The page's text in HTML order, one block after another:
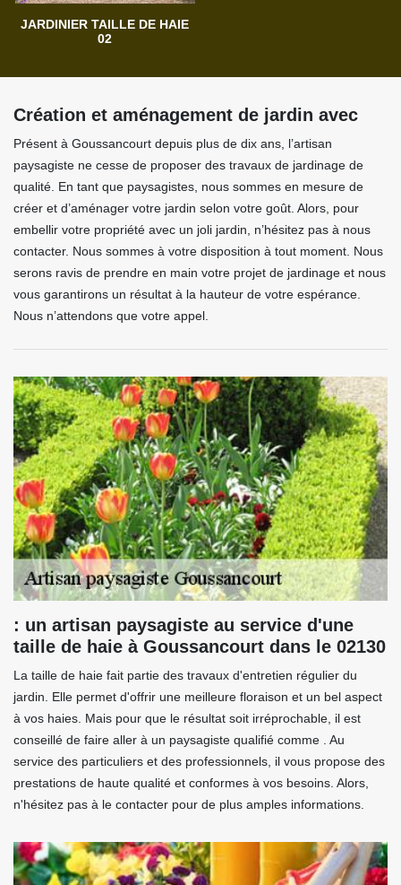
JARDINIER TAILLE DE HAIE
02
Création et aménagement de jardin avec
Présent à Goussancourt depuis plus de dix ans, l’artisan
paysagiste ne cesse de proposer des travaux de jardinage de
qualité. En tant que paysagistes, nous sommes en mesure de
créer et d’aménager votre jardin selon votre goût. Alors, pour
embellir votre propriété avec un joli jardin, n’hésitez pas à nous
contacter. Nous sommes à votre disposition à tout moment. Nous
serons ravis de prendre en main votre projet de jardinage et nous
vous garantirons un résultat à la hauteur de votre espérance.
Nous n’attendons que votre appel.
: un artisan paysagiste au service d'une
taille de haie à Goussancourt dans le 02130
La taille de haie fait partie des travaux d'entretien régulier du
jardin. Elle permet d'offrir une meilleure floraison et un bel aspect
à vos haies. Mais pour que le résultat soit irréprochable, il est
conseillé de faire aller à un paysagiste qualifié comme . Au
service des particuliers et des professionnels, il vous propose des
prestations de haute qualité et conformes à vos besoins. Alors,
n'hésitez pas à le contacter pour de plus amples informations.